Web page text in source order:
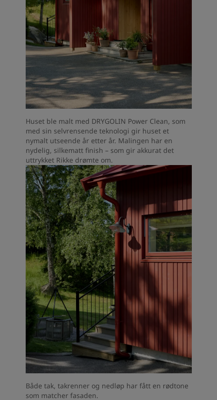
Huset ble malt med DRYGOLIN Power Clean, som
med sin selvrensende teknologi gir huset et
nymalt utseende år etter år. Malingen har en
nydelig, silkematt finish – som gir akkurat det
uttrykket Rikke drømte om.
Både tak, takrenner og nedløp har fått en rødtone
som matcher fasaden.